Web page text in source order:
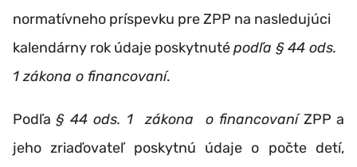
normatívneho príspevku pre ZPP na nasledujúci
kalendárny rok údaje poskytnutépodľa § 44 ods.
1 zákona o financovaní.
Podľa§ 44 ods. 1 zákona o financovaníZPP a
jeho zriaďovateľ poskytnú údaje o počte detí,